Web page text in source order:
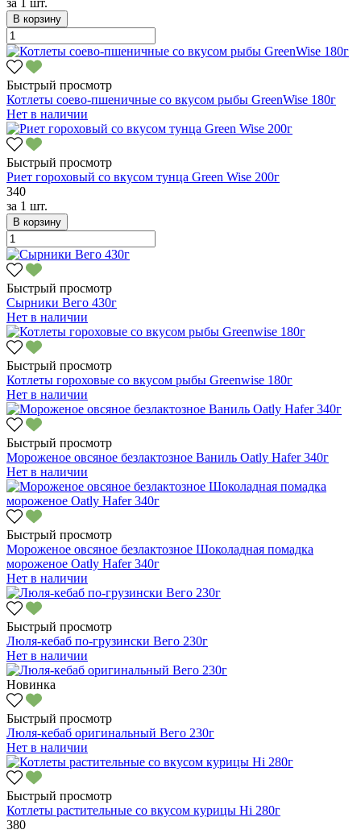
В корзину
Быстрый просмотр
Котлеты соево-пшеничные со вкусом рыбы GreenWise 180г
Нет в наличии
Быстрый просмотр
Риет гороховый со вкусом тунца Green Wise 200г
340
за 1 шт.
В корзину
Быстрый просмотр
Сырники Вего 430г
Нет в наличии
Быстрый просмотр
Котлеты гороховые со вкусом рыбы Greenwise 180г
Нет в наличии
Быстрый просмотр
Мороженое овсяное безлактозное Ваниль Oatly Hafer 340г
Нет в наличии
Быстрый просмотр
Мороженое овсяное безлактозное Шоколадная помадка
мороженое Oatly Hafer 340г
Нет в наличии
Быстрый просмотр
Люля-кебаб по-грузински Вего 230г
Нет в наличии
Новинка
Быстрый просмотр
Люля-кебаб оригинальный Вего 230г
Нет в наличии
Быстрый просмотр
Котлеты растительные со вкусом курицы Hi 280г
380